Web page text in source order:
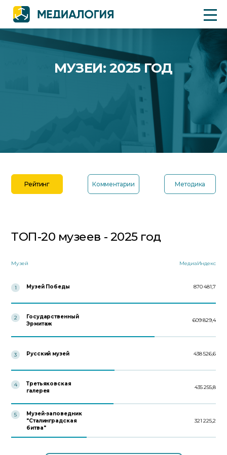
МУЗЕИ: 2025 ГОД
Рейтинг Комментарии Методика
ТОП-20 музеев - 2025 год
Музей МедиаИндекс
1 Музей Победы 870 481,7
2
Государственный
Эрмитаж
609 829,4
3 Русский музей 438 526,6
4
Третьяковская
галерея
435 255,8
5
Музей-заповедник
"Сталинградская
битва"
321 225,2